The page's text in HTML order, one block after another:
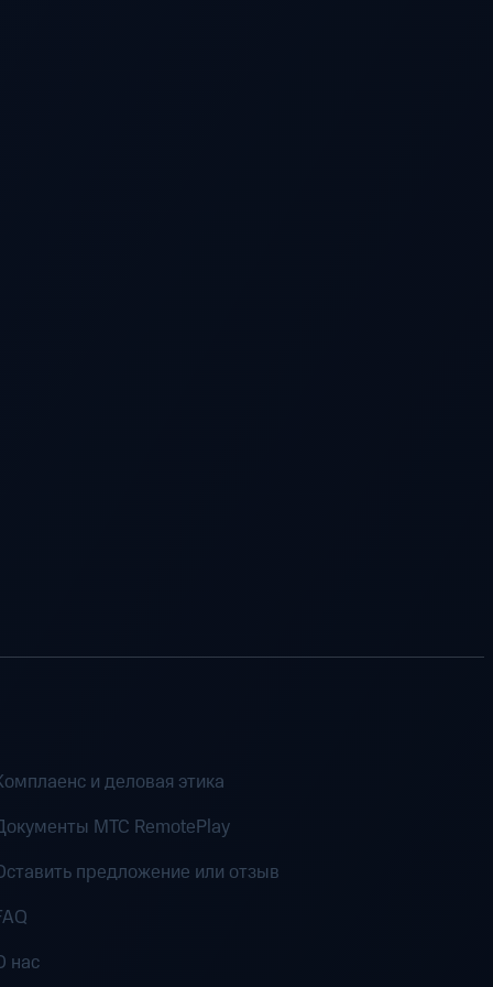
и деловая этика
MTC RemotePlay
предложение или отзыв
нас